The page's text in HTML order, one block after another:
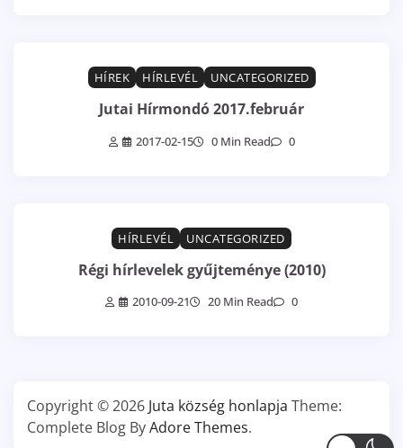
HÍREK HÍRLEVÉL UNCATEGORIZED
Jutai Hírmondó 2017.február
2017-02-15 0 Min Read 0
HÍRLEVÉL UNCATEGORIZED
Régi hírlevelek gyűjteménye (2010)
2010-09-21 20 Min Read 0
Copyright © 2026 Juta község honlapja Theme:
Complete Blog ByAdore Themes.